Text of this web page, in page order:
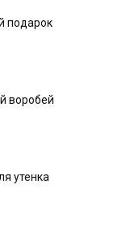
подарок
воробей
утенка